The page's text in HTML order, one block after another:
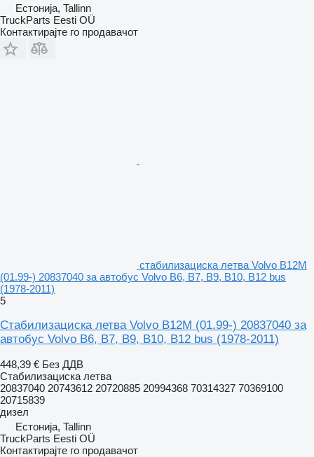
Естонија, Tallinn
TruckParts Eesti OÜ
Контактирајте го продавачот
стабилизациска летва Volvo B12M
(01.99-) 20837040 за автобус Volvo B6, B7, B9, B10, B12 bus
(1978-2011)
5
Стабилизациска летва Volvo B12M (01.99-) 20837040 за
автобус Volvo B6, B7, B9, B10, B12 bus (1978-2011)
448,39 € Без ДДВ
Стабилизациска летва
20837040 20743612 20720885 20994368 70314327 70369100
20715839
дизел
Естонија, Tallinn
TruckParts Eesti OÜ
Контактирајте го продавачот